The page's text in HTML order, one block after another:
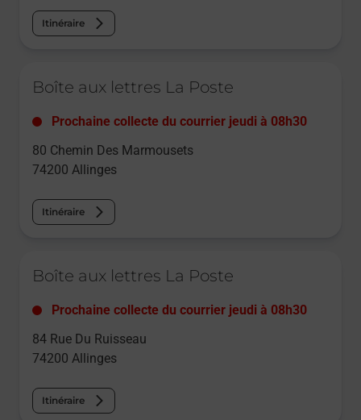
Itinéraire
Boîte aux lettres La Poste
Prochaine collecte du courrier jeudi à 08h30
80 Chemin Des Marmousets
74200 Allinges
Itinéraire
Boîte aux lettres La Poste
Prochaine collecte du courrier jeudi à 08h30
84 Rue Du Ruisseau
74200 Allinges
Itinéraire